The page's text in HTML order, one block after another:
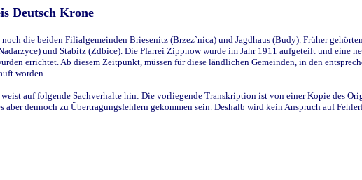
Deutsch Krone
die beiden Filialgemeinden Briesenitz (Brzez`nica) und Jagdhaus (Budy). Früher
und Stabitz (Zdbice). Die Pfarrei Zippnow wurde im Jahr 1911 aufgeteilt und eine
errichtet. Ab diesem Zeitpunkt, müssen für diese ländlichen Gemeinden, in den
worden.
auf folgende Sachverhalte hin: Die vorliegende Transkription ist von einer Kopie des
dennoch zu Übertragungsfehlern gekommen sein. Deshalb wird kein Anspruch auf